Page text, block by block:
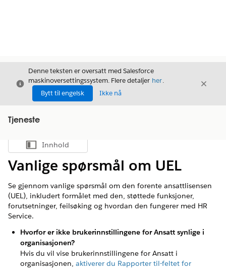
Avslutt
Denne teksten er oversatt med Salesforce
maskinoversettingssystem. Flere detaljer her.
Bytt til engelsk
Ikke nå
Avslutt
Tjeneste
Vis innholdsfortegnelse
Innhold
Vanlige spørsmål om UEL
Se gjennom vanlige spørsmål om den forente ansattlisensen
(UEL), inkludert formålet med den, støttede funksjoner,
forutsetninger, feilsøking og hvordan den fungerer med HR
Service.
Hvorfor er ikke brukerinnstillingene for Ansatt synlige i
organisasjonen?
Hvis du vil vise brukerinnstillingene for Ansatt i
organisasjonen, aktiverer du Rapporter til-feltet for